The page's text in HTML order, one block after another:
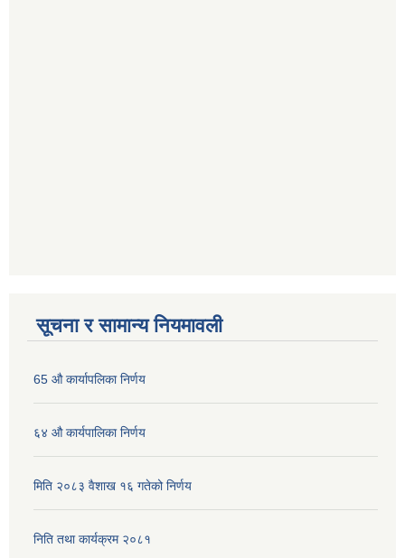
सूचना र सामान्य नियमावली
65 औ कार्यापलिका निर्णय
६४ औ कार्यपालिका निर्णय
मिति २०८३ वैशाख १६ गतेको निर्णय
निति तथा कार्यक्रम २०८१